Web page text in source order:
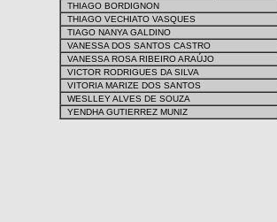
THIAGO BORDIGNON
THIAGO VECHIATO VASQUES
TIAGO NANYA GALDINO
VANESSA DOS SANTOS CASTRO
VANESSA ROSA RIBEIRO ARAÚJO
VICTOR RODRIGUES DA SILVA
VITORIA MARIZE DOS SANTOS
WESLLEY ALVES DE SOUZA
YENDHA GUTIERREZ MUNIZ